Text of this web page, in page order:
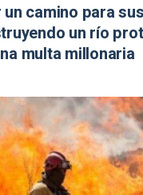
un camino para
un río
multa millonaria